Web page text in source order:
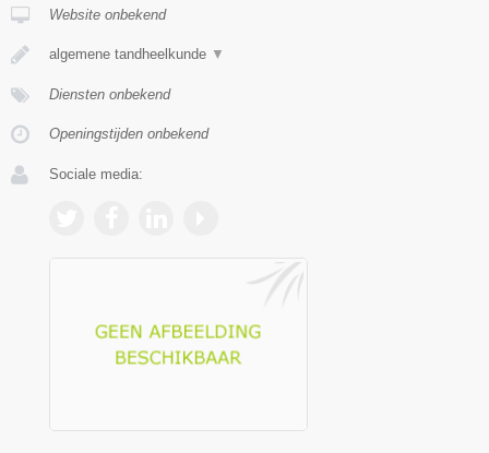
Website onbekend
algemene tandheelkunde ▼
Diensten onbekend
Openingstijden onbekend
Sociale media: